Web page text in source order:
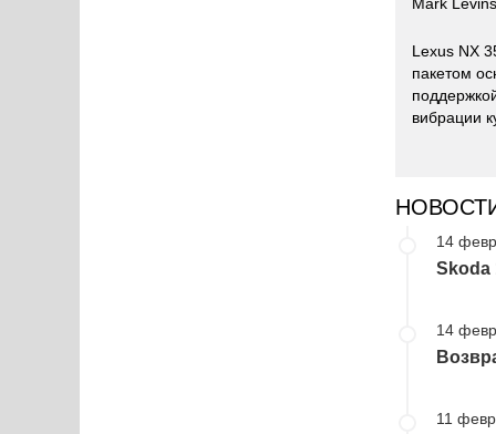
Lexus NX
пакетом
вибрации
14
Skoda
14
11